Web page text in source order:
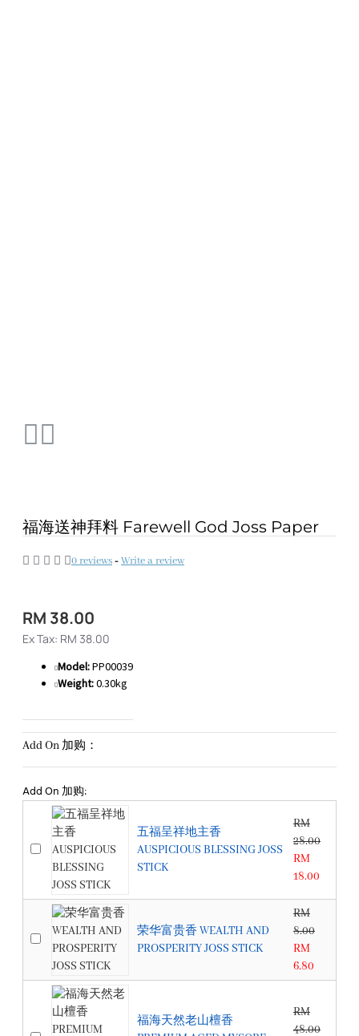
福海送神拜料 Farewell God Joss Paper
0 reviews-Write a review
RM 38.00
Ex Tax: RM 38.00
Model:PP00039
Weight:0.30kg
Add On 加购：
Add On 加购:
五福呈祥地主香
AUSPICIOUS BLESSING JOSS
STICK
RM
28.00
RM
18.00
荣华富贵香 WEALTH AND
PROSPERITY JOSS STICK
RM
8.00
RM
6.80
福海天然老山檀香
RM
48.00